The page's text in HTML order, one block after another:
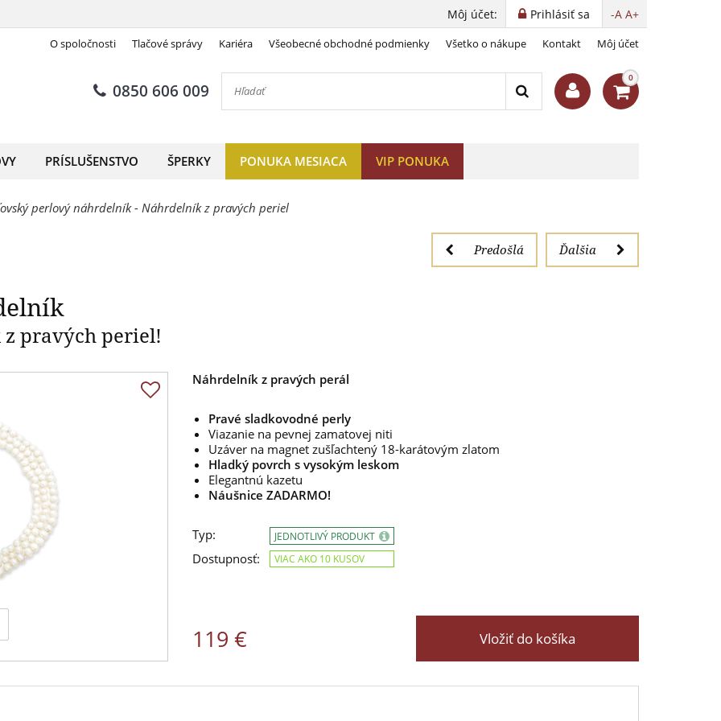
-A A+
Prihlásiť sa
Môj účet:
O spoločnosti Tlačové správy Kariéra Všeobecné obchodné podmienky Všetko o nákupe Kontakt Môj účet
0850 606 009
0
PRÍSLUŠENSTVO ŠPERKY PONUKA MESIACA VIP PONUKA
perlový náhrdelník - Náhrdelník z pravých periel
Ďalšia
Predošlá
pravých periel!
Náhrdelník z pravých perál
Pravé sladkovodné perly
Viazanie na pevnej zamatovej niti
Uzáver na magnet zušľachtený 18-karátovým zlatom
Hladký povrch s vysokým leskom
Elegantnú kazetu
Náušnice ZADARMO!
Typ:
Dostupnosť:
JEDNOTLIVÝ PRODUKT
VIAC AKO 10 KUSOV
119 € Vložiť do košíka
Kráľovský perlový náhrdelník